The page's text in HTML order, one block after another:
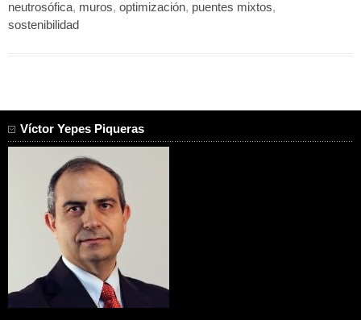
neutrosófica, muros, optimización, puentes mixtos,
sostenibilidad
Víctor Yepes Piqueras